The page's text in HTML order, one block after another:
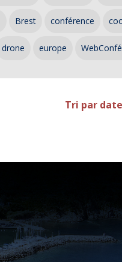
Brest conférence
drone europe
Tri par date